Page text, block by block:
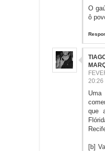
O
ô
20:26
Uma
que
[b]